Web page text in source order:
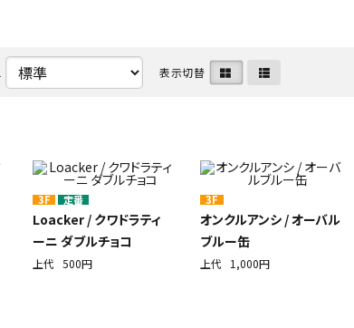
表示切替
3F 定番
Loacker / クワドラティ
ーニ ダブルチョコ
上代 500円
3F
オンクルアンシ / オーバル
ブルー缶
上代 1,000円